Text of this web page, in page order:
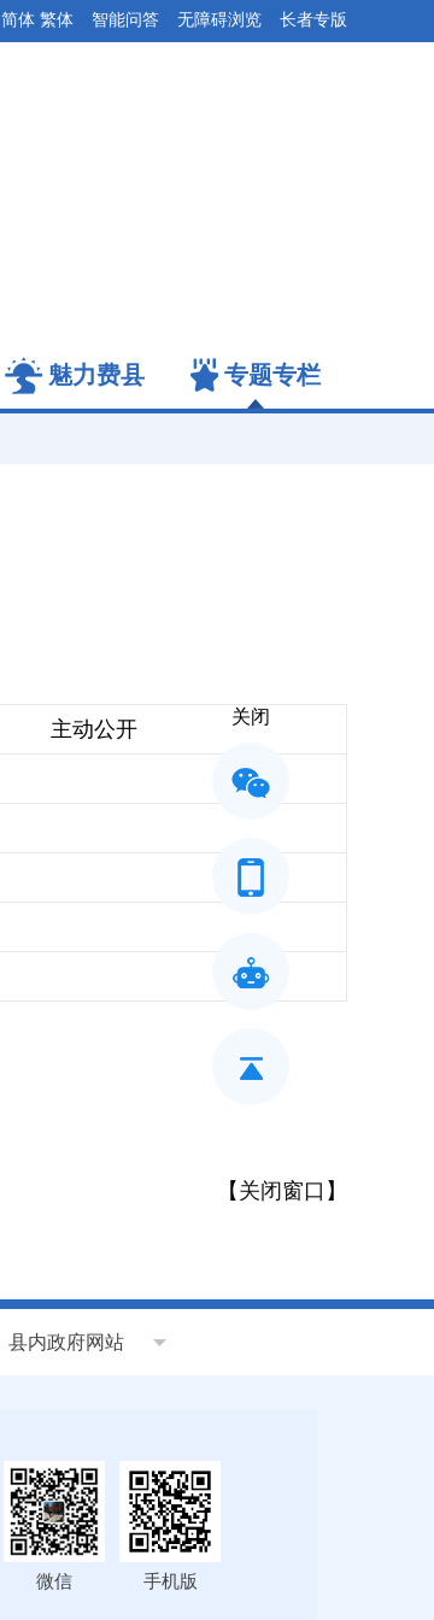
智能问答 无障碍浏览 长者专版
简体 繁体
魅力费县 专题专栏
主动公开
【 关闭窗口 】
县内政府网站
微信 手机版
关闭